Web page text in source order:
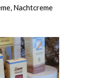
Nachtcreme